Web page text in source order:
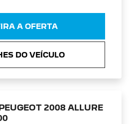
A OFERTA
DO VEÍCULO
2008 ALLURE